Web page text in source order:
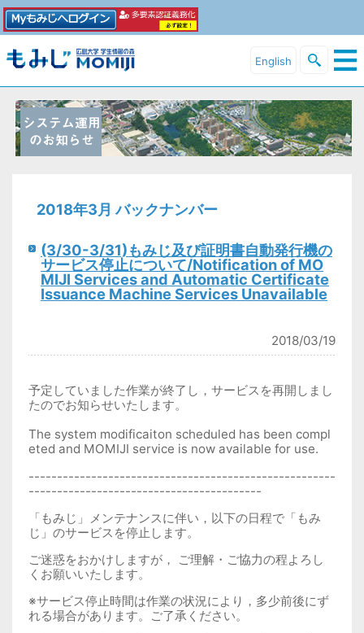
English
2018年3月 バックナンバー
(3/30-3/31)もみじ及び証明書自動発行機の
サービス停止について/Notification of MO
MIJI Services and Automatic Certificate
Issuance Machine Services Unavailable
2018/03/19
予定していました作業が終了し，サービスを再開しまし
たのでお知らせいたします。
The system modificaiton scheduled has been compl
eted and MOMIJI service is now available for use.
------------------------------------------------------
-----------------------------------------
「もみじ」メンテナンスに伴い，以下の日程で「もみ
じ」のサービスを停止します。
ご迷惑をおかけしますが， ご理解・ご協力の程よろし
くお願いいたします。
※サービス停止時間は作業の状況により，多少前後にず
れる場合があります。ご了承ください。